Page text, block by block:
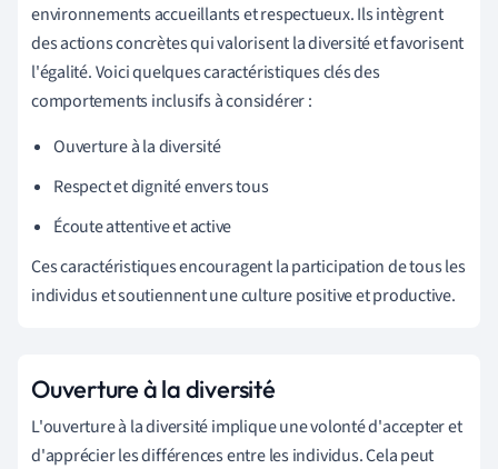
environnements accueillants et respectueux. Ils intègrent
des actions concrètes qui valorisent la diversité et favorisent
l'égalité. Voici quelques caractéristiques clés des
comportements inclusifs à considérer :
Ouverture à la diversité
Respect et dignité envers tous
Écoute attentive et active
Ces caractéristiques encouragent la participation de tous les
individus et soutiennent une culture positive et productive.
Ouverture à la diversité
L'ouverture à la diversité implique une volonté d'accepter et
d'apprécier les différences entre les individus. Cela peut